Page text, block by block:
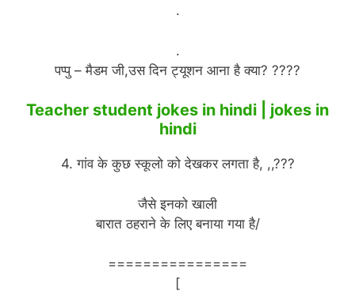
.
.
पप्पु – मैडम जी,उस दिन ट्यूशन आना है क्या? ????
Teacher student jokes in hindi | jokes in
hindi
4. गांव के कुछ स्कूलो को देखकर लगता है, ,,???
जैसे इनको खाली
बारात ठहराने के लिए बनाया गया है/
================
[